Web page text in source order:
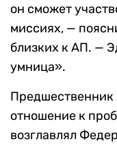
он сможет
миссиях, —
близких к АП. —
умница».
Предшественник
отношение к
возглавлял